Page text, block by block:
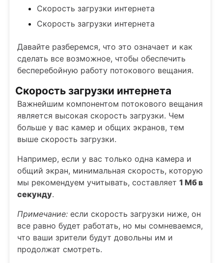
Скорость загрузки интернета
Скорость загрузки интернета
Давайте разберемся, что это означает и как
сделать все возможное, чтобы обеспечить
бесперебойную работу потокового вещания.
Скорость загрузки интернета
Важнейшим компонентом потокового вещания
является высокая скорость загрузки. Чем
больше у вас камер и общих экранов, тем
выше скорость загрузки.
Например, если у вас только одна камера и
общий экран, минимальная скорость, которую
мы рекомендуем учитывать, составляет 1 Мб в
секунду.
Примечание: если скорость загрузки ниже, он
все равно будет работать, но мы сомневаемся,
что ваши зрители будут довольны им и
продолжат смотреть.